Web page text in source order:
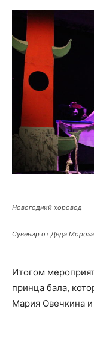
Новогодний хоровод
Сувенир от Деда Мороза
Итогом
принца бала,
Мария Овечкина